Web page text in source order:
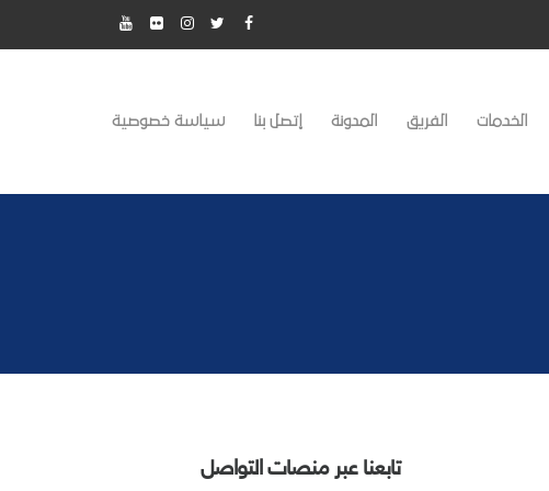
الخدمات الفريق المدونة إتصل بنا سياسة خصوصية
تابعنا عبر منصات التواصل